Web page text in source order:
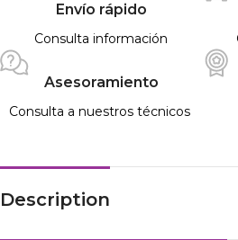
Envío rápido
Consulta información
Asesoramiento
Consulta a nuestros técnicos
Description